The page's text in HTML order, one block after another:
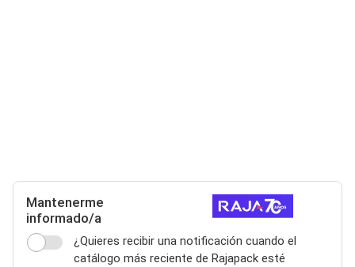
Mantenerme
informado/a
¿Quieres recibir una notificación cuando el
catálogo más reciente de Rajapack esté